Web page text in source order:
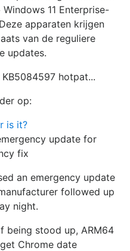
11 Enterprise-
apparaten krijgen
van de reguliere
updates.
hotpat...
op:
is it?
update for
fix
an emergency update
followed up
night.
being stood up, ARM64
Chrome date